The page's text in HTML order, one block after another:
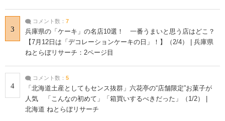
3
コメント数： 7
兵庫県の「ケーキ」の名店10選！ 一番うまいと思う店はどこ？
【7月12日は「デコレーションケーキの日」！】（2/4） | 兵庫県
ねとらぼリサーチ：2ページ目
4
コメント数： 5
「北海道土産としてもセンス抜群」六花亭の“店舗限定”お菓子が
人気 「こんなの初めて」「箱買いするべきだった」（1/2） |
北海道 ねとらぼリサーチ